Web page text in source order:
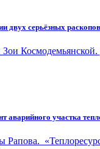
двух серьёзных
аварийного участка
Рапова.